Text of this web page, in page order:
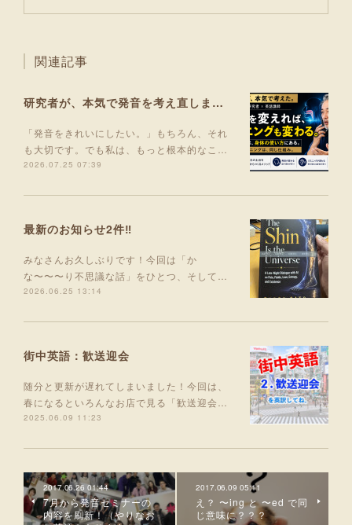
関連記事
研究者が、本気で発音を考え直しました。
「発音をきれいにしたい。」もちろん、それ
も大切です。でも私は、もっと根本的なこ…
2026.07.25 07:39
最新のお知らせ2件‼️
みなさんお久しぶりです！今回は「か
な〜〜〜り不思議な話」をひとつ、そして…
2026.06.25 13:14
街中英語：歓送迎会
随分と更新が遅れてしまいました！今回は、
春になるといろんなお店で見る「歓送迎会…
2025.06.09 11:23
2017.06.26 01:44
7月から発音セミナーの
内容を刷新！（やりなお
2017.06.09 05:11
え？ 〜ing と 〜ed で同
じ意味に？？？